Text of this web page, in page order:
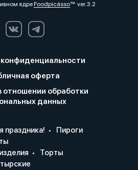
ядреFoodpicássover. 3.2
оферта
отношении обработки
данных
праздника!
Пироги
Торты